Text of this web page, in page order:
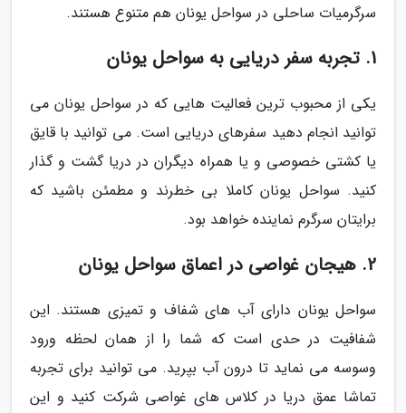
سرگرمیات ساحلی در سواحل یونان هم متنوع هستند.
1. تجربه سفر دریایی به سواحل یونان
یکی از محبوب ترین فعالیت هایی که در سواحل یونان می
توانید انجام دهید سفرهای دریایی است. می توانید با قایق
یا کشتی خصوصی و یا همراه دیگران در دریا گشت و گذار
کنید. سواحل یونان کاملا بی خطرند و مطمئن باشید که
برایتان سرگرم نماینده خواهد بود.
2. هیجان غواصی در اعماق سواحل یونان
سواحل یونان دارای آب های شفاف و تمیزی هستند. این
شفافیت در حدی است که شما را از همان لحظه ورود
وسوسه می نماید تا درون آب بپرید. می توانید برای تجربه
تماشا عمق دریا در کلاس های غواصی شرکت کنید و این